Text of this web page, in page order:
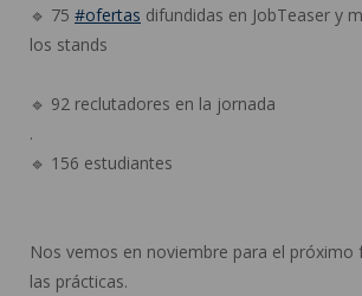
🔹 75 #ofertas difundidas en JobTeaser y
los stands
🔹 92 reclutadores en la jornada
.
🔹 156 estudiantes
Nos vemos en noviembre para el próximo
las prácticas.